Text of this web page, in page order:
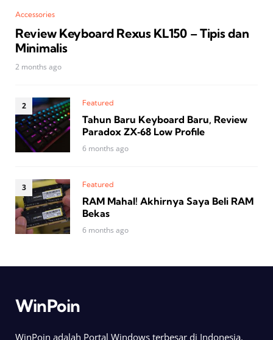
Accessories
Review Keyboard Rexus KL150 – Tipis dan
Minimalis
2 months ago
Featured
Tahun Baru Keyboard Baru, Review
Paradox ZX‑68 Low Profile
6 months ago
Featured
RAM Mahal! Akhirnya Saya Beli RAM
Bekas
6 months ago
WinPoin
WinPoin adalah Portal Windows terbesar di Indonesia.